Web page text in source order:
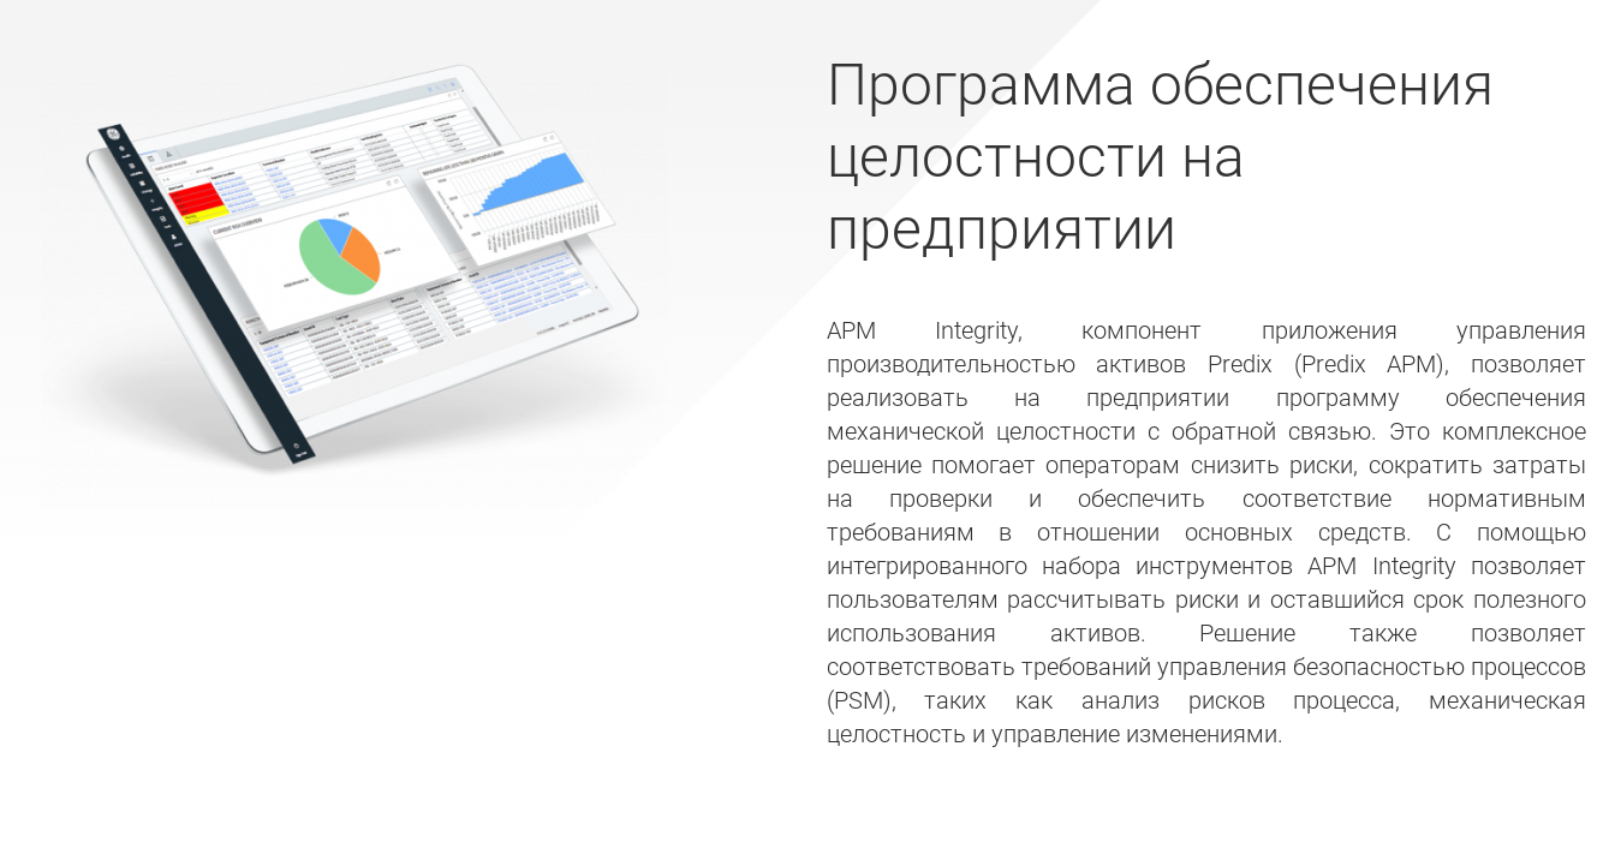
Программа обеспечения
целостности на
предприятии
APM Integrity, компонент приложения управления
производительностью активов Predix (Predix APM), позволяет
реализовать на предприятии программу обеспечения
механической целостности с обратной связью. Это комплексное
решение помогает операторам снизить риски, сократить затраты
на проверки и обеспечить соответствие нормативным
требованиям в отношении основных средств. С помощью
интегрированного набора инструментов APM Integrity позволяет
пользователям рассчитывать риски и оставшийся срок полезного
использования активов. Решение также позволяет
соответствовать требований управления безопасностью процессов
(PSM), таких как анализ рисков процесса, механическая
целостность и управление изменениями.